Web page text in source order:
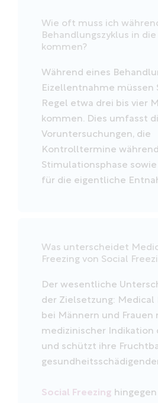
Wie oft muss ich
Behandlungszyklus in die
kommen?
Während eines
Eizellentnahme müssen
Regel etwa drei bis vier
kommen. Dies umfasst
Voruntersuchungen, die
Kontrolltermine
Stimulationsphase
für die eigentliche
Was unterscheidet
Freezing von Social
Der wesentliche
der Zielsetzung: Medical
bei Männern und Frauen
medizinischer Indikation
und schützt ihre
Social Freezing